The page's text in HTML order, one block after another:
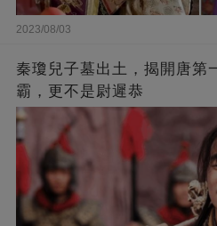
2023/08/03
秦瓊兒子墓出土，揭開唐第
霸，更不是尉遲恭